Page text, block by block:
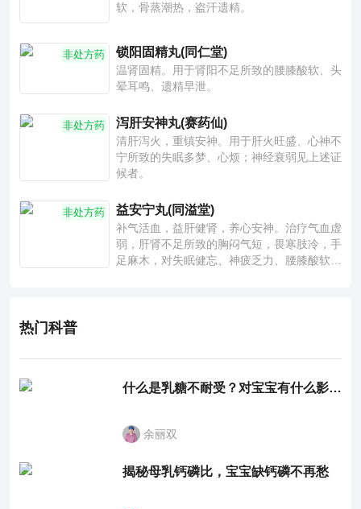
软，骨蒸潮热，盗汗遗精。
非处方药 锁阳固精丸(同仁堂)
温肾固精。用于肾阳不足所致的腰膝酸软、头
晕耳鸣、遗精早泄。
非处方药 泻肝安神丸(赛药仙)
清肝泻火，重镇安神。用于肝火旺盛、心神不
宁所致的失眠多梦、心烦；神经衰弱见上述证
候者。
非处方药 益安宁丸(同溢堂)
补气活血，益肝健肾，养心安神。治疗气血虚
弱，肝肾不足所致的胸闷气短，畏寒肢冷，手
足麻木，对失眠健忘、神疲乏力、腰膝酸软也
热门科普
什么是乳糖不耐受？对宝宝有什么影响？
余丽双
揭秘母乳钙磷比，宝宝缺钙磷不再愁